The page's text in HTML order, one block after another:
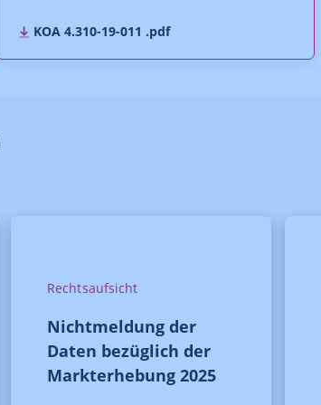
KOA 4.310-19-011 .pdf
Rechtsaufsicht
Nichtmeldung der
Daten bezüglich der
Markterhebung 2025